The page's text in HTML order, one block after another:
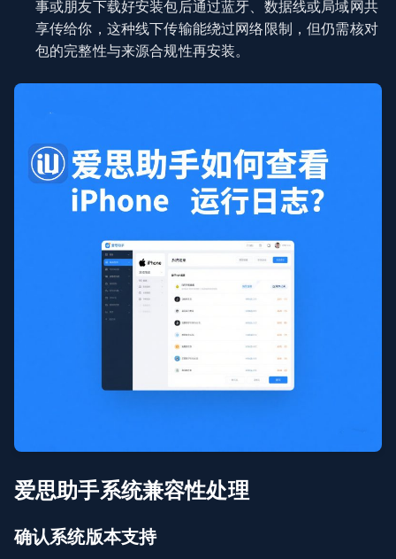
事或朋友下载好安装包后通过蓝牙、数据线或局域网共
享传给你，这种线下传输能绕过网络限制，但仍需核对
包的完整性与来源合规性再安装。
爱思助手系统兼容性处理
确认系统版本支持